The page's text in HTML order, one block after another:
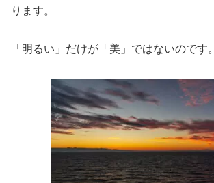
ります。
「明るい」だけが「美」ではないのです。